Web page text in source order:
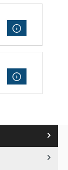
DETAILS
DETAILS